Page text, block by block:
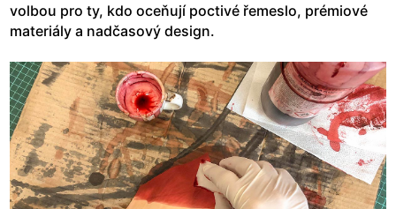
volbou pro ty, kdo oceňují poctivé řemeslo, prémiové
materiály a nadčasový design.